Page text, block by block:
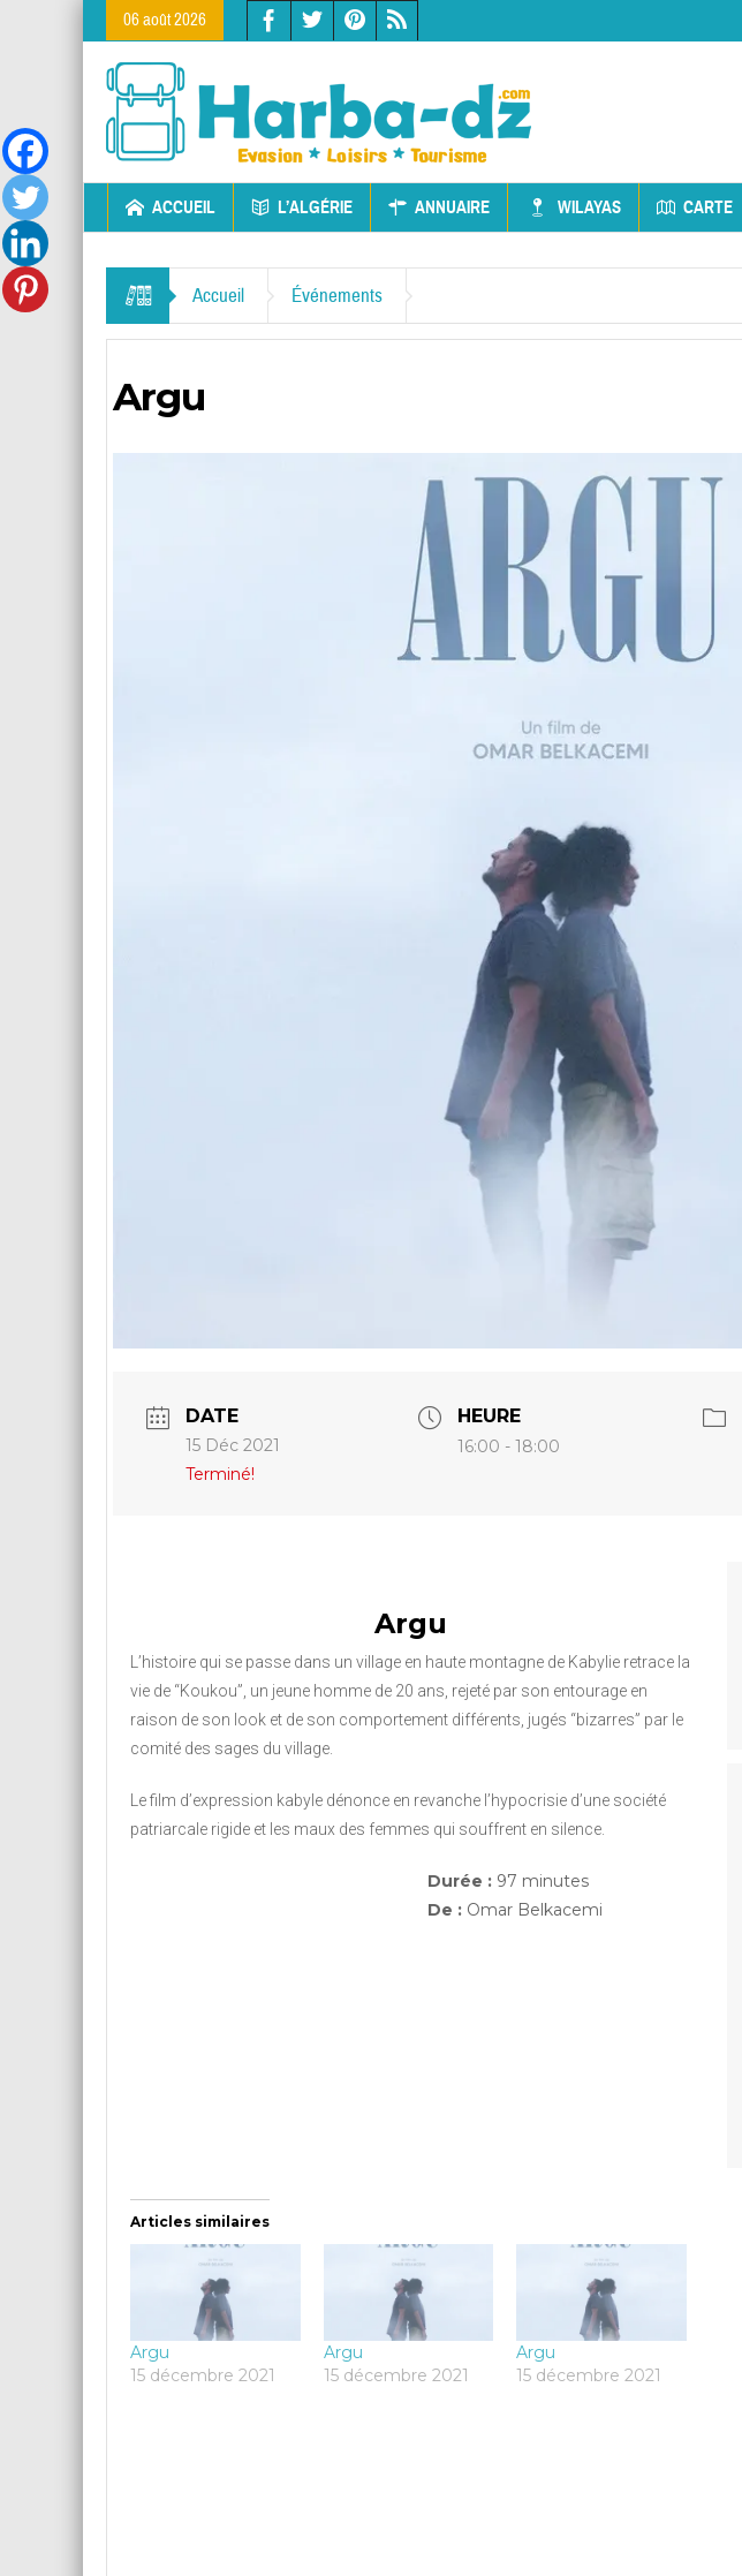
06 août 2026
ACCUEIL L’ALGÉRIE ANNUAIRE WILAYAS CARTE
Accueil Événements
Argu
DATE
15 Déc 2021
Terminé!
HEURE
16:00 - 18:00
Argu
L’histoire qui se passe dans un village en haute montagne de Kabylie retrace la
vie de “Koukou”, un jeune homme de 20 ans, rejeté par son entourage en
raison de son look et de son comportement différents, jugés “bizarres” par le
comité des sages du village.
Le film d’expression kabyle dénonce en revanche l’hypocrisie d’une société
patriarcale rigide et les maux des femmes qui souffrent en silence.
Durée : 97 minutes
De : Omar Belkacemi
Articles similaires
Argu
15 décembre 2021
Argu
15 décembre 2021
Argu
15 décembre 2021